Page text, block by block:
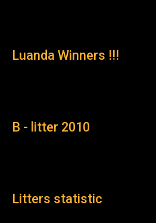
Luanda Winners !!!
B - litter 2010
Litters statistic